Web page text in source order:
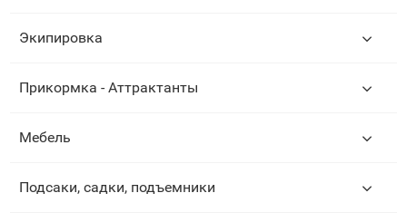
Экипировка
Прикормка - Аттрактанты
Мебель
Подсаки, садки, подъемники